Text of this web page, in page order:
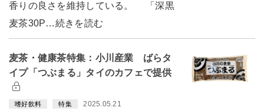
香りの良さを維持している。 「深黒
麦茶30P…続きを読む
麦茶・健康茶特集：小川産業 ばらタ
イプ「つぶまる」タイのカフェで提供
嗜好飲料 特集 2025.05.21